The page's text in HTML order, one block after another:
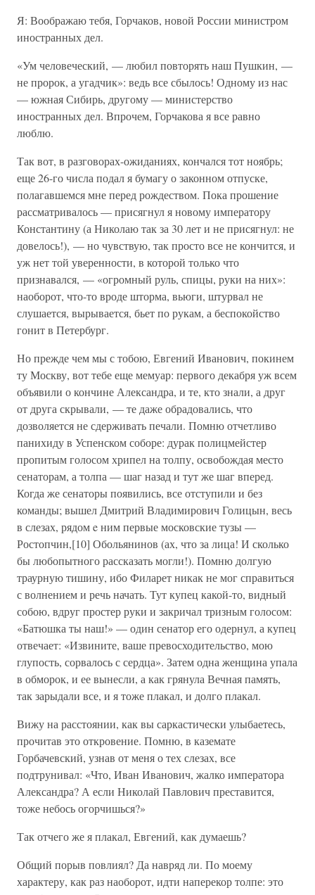
Я: Воображаю тебя, Горчаков, новой России министром
иностранных дел.
«Ум человеческий, — любил повторять наш Пушкин, —
не пророк, а угадчик»: ведь все сбылось! Одному из нас
— южная Сибирь, другому — министерство
иностранных дел. Впрочем, Горчакова я все равно
люблю.
Так вот, в разговорах-ожиданиях, кончался тот ноябрь;
еще 26-го числа подал я бумагу о законном отпуске,
полагавшемся мне перед рождеством. Пока прошение
рассматривалось — присягнул я новому императору
Константину (а Николаю так за 30 лет и не присягнул: не
довелось!), — но чувствую, так просто все не кончится, и
уж нет той уверенности, в которой только что
признавался, — «огромный руль, спицы, руки на них»:
наоборот, что-то вроде шторма, вьюги, штурвал не
слушается, вырывается, бьет по рукам, а беспокойство
гонит в Петербург.
Но прежде чем мы с тобою, Евгений Иванович, покинем
ту Москву, вот тебе еще мемуар: первого декабря уж всем
объявили о кончине Александра, и те, кто знали, а друг
от друга скрывали, — те даже обрадовались, что
дозволяется не сдерживать печали. Помню отчетливо
панихиду в Успенском соборе: дурак полицмейстер
пропитым голосом хрипел на толпу, освобождая место
сенаторам, а толпа — шаг назад и тут же шаг вперед.
Когда же сенаторы появились, все отступили и без
команды; вышел Дмитрий Владимирович Голицын, весь
в слезах, рядом e ним первые московские тузы —
Ростопчин,[10] Обольянинов (ах, что за лица! И сколько
бы любопытного рассказать могли!). Помню долгую
траурную тишину, ибо Филарет никак не мог справиться
с волнением и речь начать. Тут купец какой-то, видный
собою, вдруг простер руки и закричал тризным голосом:
«Батюшка ты наш!» — один сенатор его одернул, а купец
отвечает: «Извините, ваше превосходительство, мою
глупость, сорвалось с сердца». Затем одна женщина упала
в обморок, и ее вынесли, а как грянула Вечная память,
так зарыдали все, и я тоже плакал, и долго плакал.
Вижу на расстоянии, как вы саркастически улыбаетесь,
прочитав это откровение. Помню, в каземате
Горбачевский, узнав от меня о тех слезах, все
подтрунивал: «Что, Иван Иванович, жалко императора
Александра? А если Николай Павлович преставится,
тоже небось огорчишься?»
Так отчего же я плакал, Евгений, как думаешь?
Общий порыв повлиял? Да навряд ли. По моему
характеру, как раз наоборот, идти наперекор толпе: это